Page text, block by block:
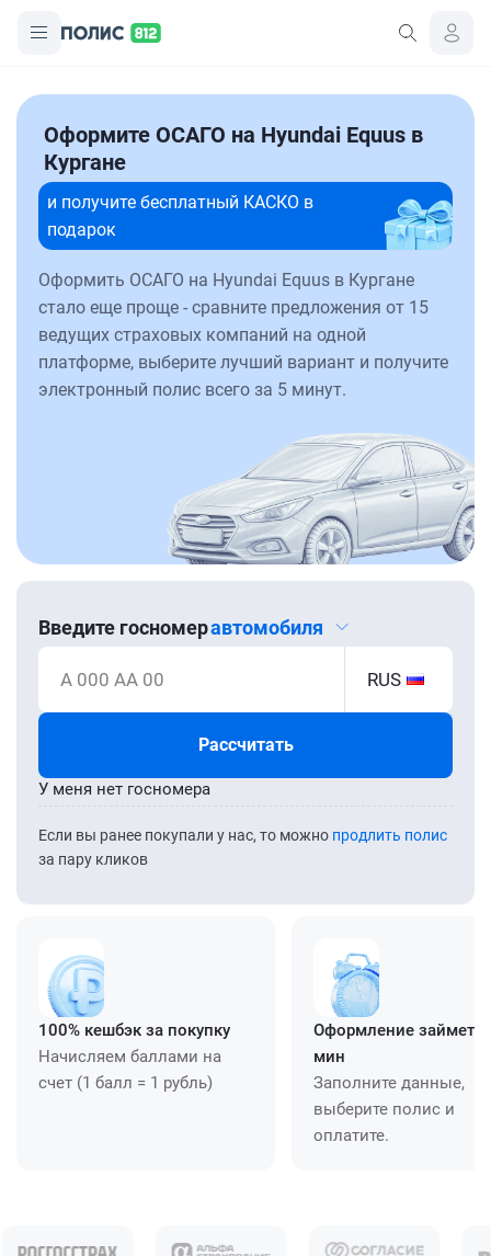
Оформите ОСАГО на Hyundai Equus в
Кургане
и получите бесплатный КАСКО в
подарок
Оформить ОСАГО на Hyundai Equus в Кургане
стало еще проще - сравните предложения от 15
ведущих страховых компаний на одной
платформе, выберите лучший вариант и получите
электронный полис всего за 5 минут.
Введите госномеравтомобиля
А 000 АА 00 RUS
Рассчитать
Если вы ранее покупали у нас, то можно продлить полис
за пару кликов
У меня нет госномера
100% кешбэк за покупку
Начисляем баллами на
счет (1 балл = 1 рубль)
Оформление займет
мин
Заполните данные,
выберите полис и
оплатите.